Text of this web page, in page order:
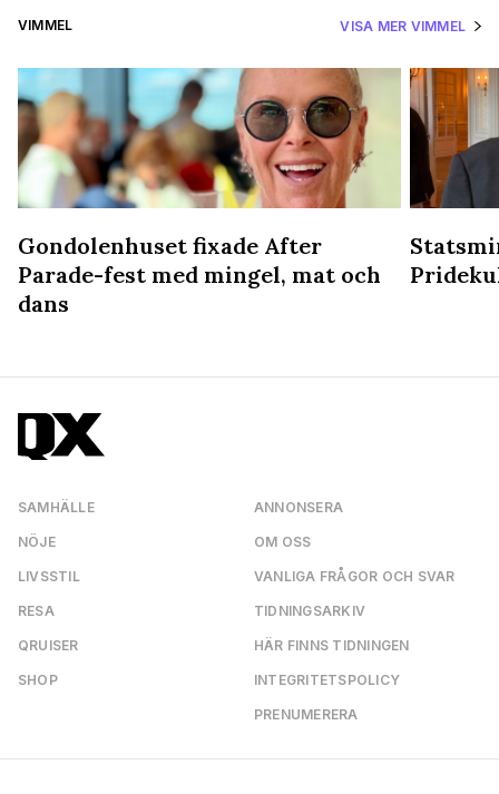
VIMMEL VISA MER VIMMEL
Gondolenhuset fixade After
Parade-fest med mingel, mat och
dans
SAMHÄLLE
NÖJE
LIVSSTIL
RESA
QRUISER
SHOP
ANNONSERA
OM OSS
VANLIGA FRÅGOR OCH SVAR
TIDNINGSARKIV
HÄR FINNS TIDNINGEN
INTEGRITETSPOLICY
PRENUMERERA